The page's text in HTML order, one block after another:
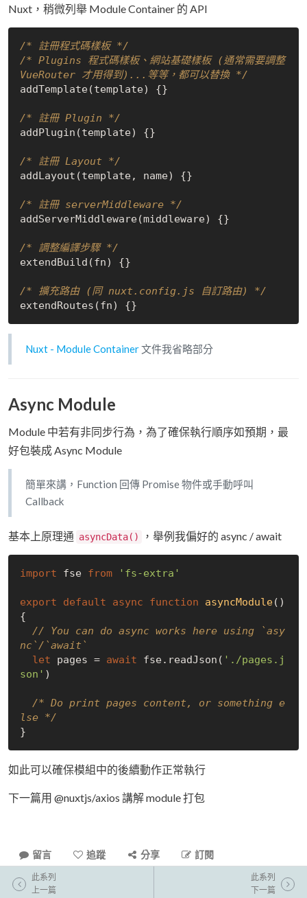
Nuxt，稍微列舉 Module Container 的 API
/* 註冊程式碼樣板 */
/* Plugins 程式碼樣板、網站基礎樣板 (通常需要調整
VueRouter 才用得到)...等等，都可以替換 */
addTemplate(template) {}
/* 註冊 Plugin */
addPlugin(template) {}
/* 註冊 Layout */
addLayout(template, name) {}
/* 註冊 serverMiddleware */
addServerMiddleware(middleware) {}
/* 調整編譯步驟 */
extendBuild(fn) {}
/* 擴充路由 (同 nuxt.config.js 自訂路由) */
Nuxt - Module Container文件我省略部分
Async Module
Module 中若有非同步行為，為了確保執行順序如預期，最
好包裝成 Async Module
簡單來講，Function 回傳 Promise 物件或手動呼叫
Callback
基本上原理通 asyncData() ，舉例我偏好的 async / await
import fse from 'fs-extra'
export default async function asyncModule(
{
// You can do async works here using `asy
nc`/`await`
let pages = await fse.readJson( './pages.j
son' )
/* Do print pages content, or something e
lse */
如此可以確保模組中的後續動作正常執行
下一篇用 @nuxtjs/axios 講解 module 打包
留言 追蹤 分享 訂閱
此系列
上一篇
此系列
下一篇